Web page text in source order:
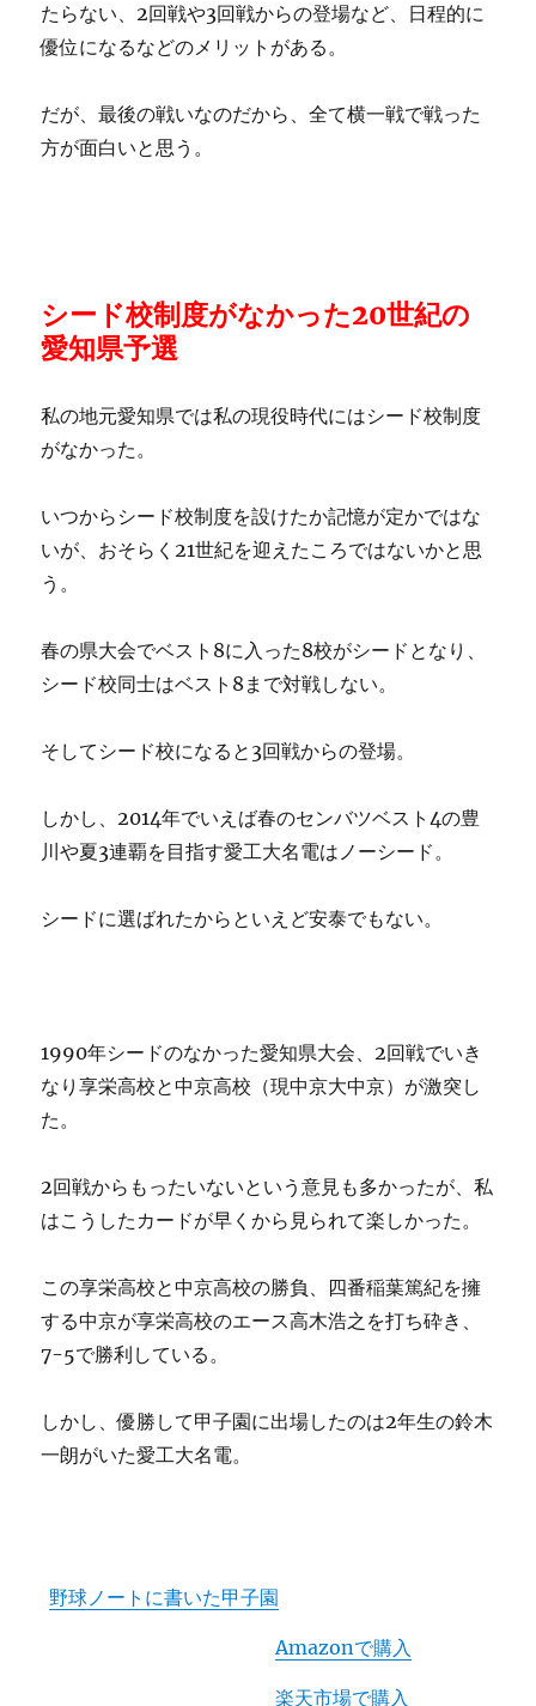
たらない、2回戦や3回戦からの登場など、日程的に
優位になるなどのメリットがある。
だが、最後の戦いなのだから、全て横一戦で戦った
方が面白いと思う。
シード校制度がなかった20世紀の
愛知県予選
私の地元愛知県では私の現役時代にはシード校制度
がなかった。
いつからシード校制度を設けたか記憶が定かではな
いが、おそらく21世紀を迎えたころではないかと思
う。
春の県大会でベスト8に入った8校がシードとなり、
シード校同士はベスト8まで対戦しない。
そしてシード校になると3回戦からの登場。
しかし、2014年でいえば春のセンバツベスト4の豊
川や夏3連覇を目指す愛工大名電はノーシード。
シードに選ばれたからといえど安泰でもない。
1990年シードのなかった愛知県大会、2回戦でいき
なり享栄高校と中京高校（現中京大中京）が激突し
た。
2回戦からもったいないという意見も多かったが、私
はこうしたカードが早くから見られて楽しかった。
この享栄高校と中京高校の勝負、四番稲葉篤紀を擁
する中京が享栄高校のエース高木浩之を打ち砕き、
7-5で勝利している。
しかし、優勝して甲子園に出場したのは2年生の鈴木
一朗がいた愛工大名電。
野球ノートに書いた甲子園
Amazonで購入
楽天市場で購入